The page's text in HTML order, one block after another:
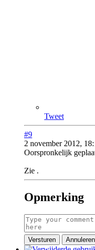
Tweet
#9
2 november 2012,
Oorspronkelijk
Zie .
Opmerking
Versturen Annuleren